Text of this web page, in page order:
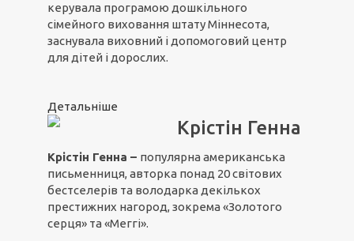
керувала програмою дошкільного
сімейного виховання штату Міннесота,
заснувала виховний і допомоговий центр
для дітей і дорослих.
Детальніше
Крістін Генна
Крістін Генна – популярна американська
письменниця, авторка понад 20 світових
бестселерів та володарка декількох
престижних нагород, зокрема «Золотого
серця» та «Меггі».